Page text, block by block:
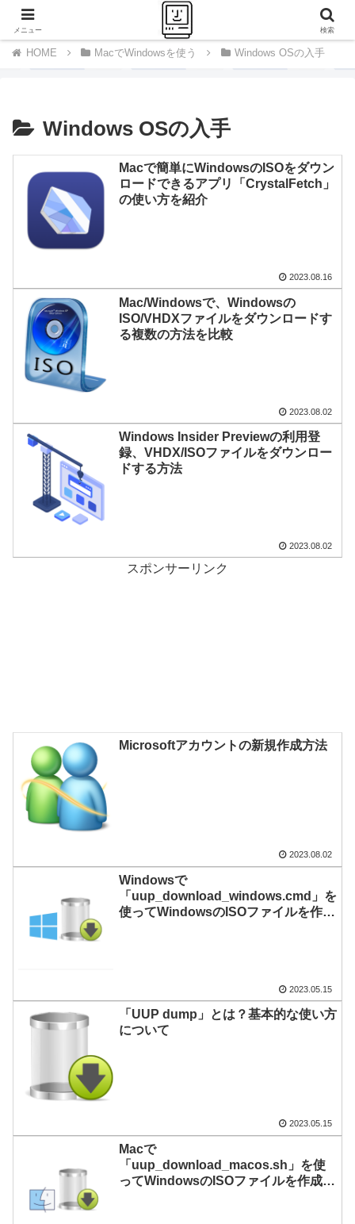
千里の道も一歩から
MacでWindowsを使う Windows OSの入手
Windows OSの入手
Macで簡単にWindowsのISOをダウン
ロードできるアプリ「CrystalFetch」
の使い方を紹介
2023.08.16
Mac/Windowsで、Windowsの
ISO/VHDXファイルをダウンロードす
る複数の方法を比較
2023.08.02
Windows Insider Previewの利用登
録、VHDX/ISOファイルをダウンロー
ドする方法
2023.08.02
スポンサーリンク
Microsoftアカウントの新規作成方法
2023.08.02
Windowsで
「uup_download_windows.cmd」を
使ってWindowsのISOファイルを作成
2023.05.15
「UUP dump」とは？基本的な使い方
について
2023.05.15
Macで
「uup_download_macos.sh」を使
ってWindowsのISOファイルを作成す
メニュー 検索